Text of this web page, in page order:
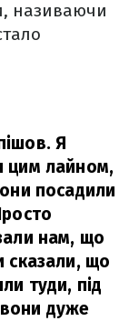
називаючи
Я
цим лайном,
посадили
нам, що
сказали, що
туди, під
дуже